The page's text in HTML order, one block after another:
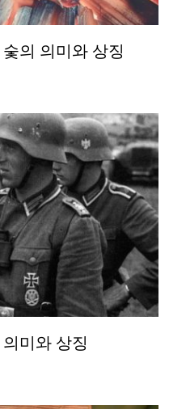
의 의미와 상징
미와 상징